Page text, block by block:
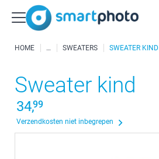
HOME SWEATERS SWEATER KIND
Sweater kind
34,99
Verzendkosten niet inbegrepen